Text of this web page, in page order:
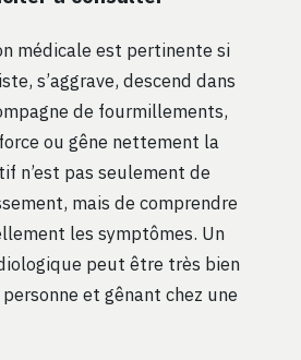
médicale est pertinente si
s’aggrave, descend dans
de fourmillements,
ou gêne nettement la
n’est pas seulement de
mais de comprendre
les symptômes. Un
peut être très bien
et gênant chez une